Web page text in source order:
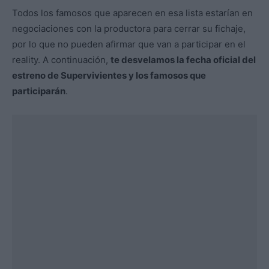
Todos los famosos que aparecen en esa lista estarían en
negociaciones con la productora para cerrar su fichaje,
por lo que no pueden afirmar que van a participar en el
reality. A continuación, te desvelamos la fecha oficial del
estreno de Supervivientes y los famosos que
participarán.